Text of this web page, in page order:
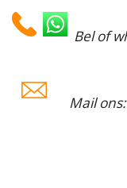
Bel of
Mail ons: